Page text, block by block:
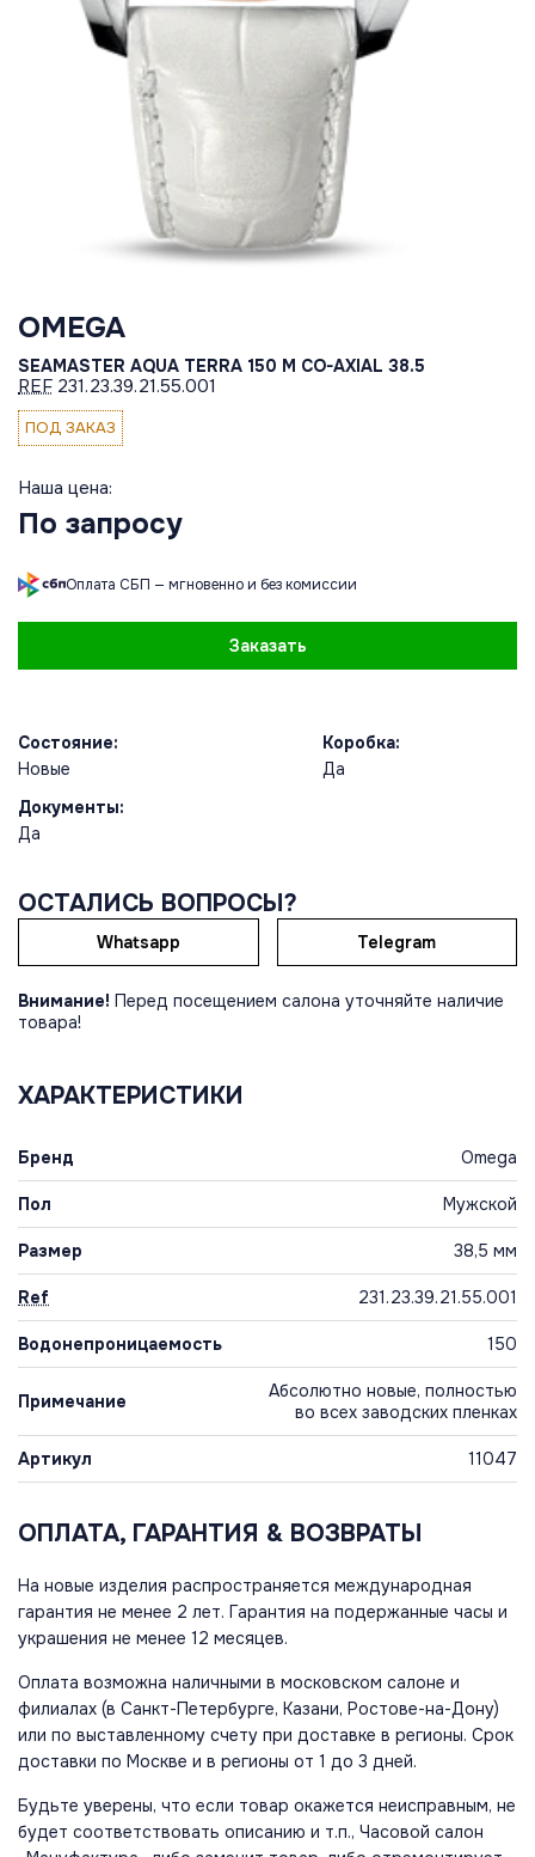
OMEGA
SEAMASTER AQUA TERRA 150 M CO-AXIAL 38.5
REF 231.23.39.21.55.001
ПОД ЗАКАЗ
Наша цена:
По запросу
Оплата СБП — мгновенно и без комиссии
Заказать
Состояние:
Новые
Коробка:
Да
Документы:
Да
ОСТАЛИСЬ ВОПРОСЫ?
Whatsapp Telegram
Внимание! Перед посещением салона уточняйте наличие
товара!
ХАРАКТЕРИСТИКИ
Бренд Omega
Пол Мужской
Размер 38,5 мм
Ref 231.23.39.21.55.001
Водонепроницаемость 150
Примечание
Абсолютно новые, полностью
во всех заводских пленках
Артикул 11047
ОПЛАТА, ГАРАНТИЯ & ВОЗВРАТЫ
На новые изделия распространяется международная
гарантия не менее 2 лет. Гарантия на подержанные часы и
украшения не менее 12 месяцев.
Оплата возможна наличными в московском салоне и
филиалах (в Санкт-Петербурге, Казани, Ростове-на-Дону)
или по выставленному счету при доставке в регионы. Срок
доставки по Москве и в регионы от 1 до 3 дней.
Будьте уверены, что если товар окажется неисправным, не
будет соответствовать описанию и т.п., Часовой салон